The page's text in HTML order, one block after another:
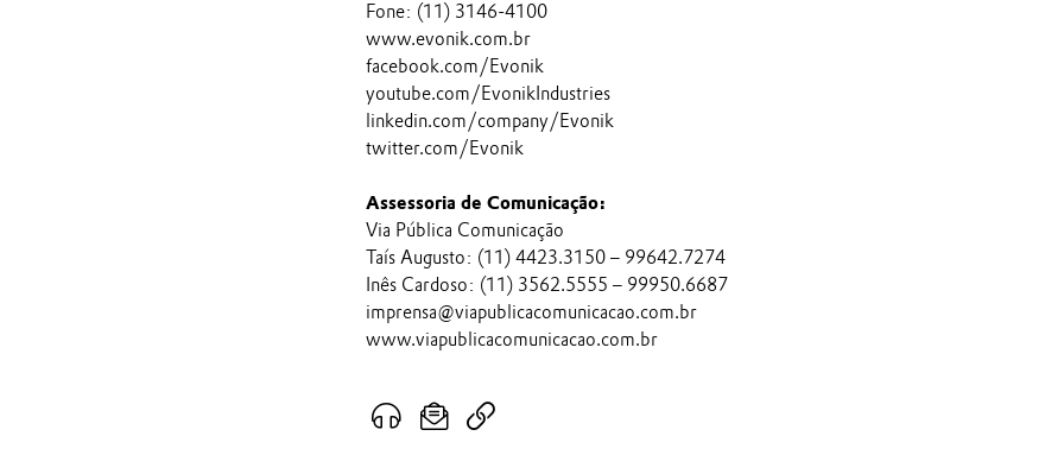
Fone: (11) 3146-4100
www.evonik.com.br
facebook.com/Evonik
youtube.com/EvonikIndustries
linkedin.com/company/Evonik
twitter.com/Evonik
Assessoria de Comunicação:
Via Pública Comunicação
Taís Augusto: (11) 4423.3150 – 99642.7274
Inês Cardoso: (11) 3562.5555 – 99950.6687
imprensa@viapublicacomunicacao.com.br
www.viapublicacomunicacao.com.br